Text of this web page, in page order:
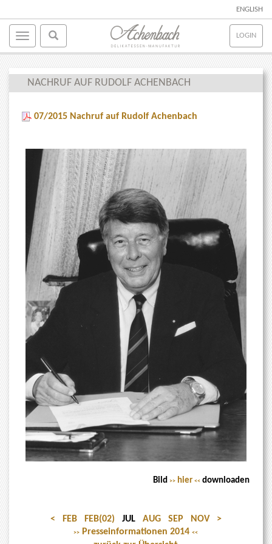
ENGLISH
LOGIN
NACHRUF AUF RUDOLF ACHENBACH
07/2015 Nachruf auf Rudolf Achenbach
Bild >> hier << downloaden
< FEB FEB(02) JUL AUG SEP NOV >
>> Presseinformationen 2014 <<